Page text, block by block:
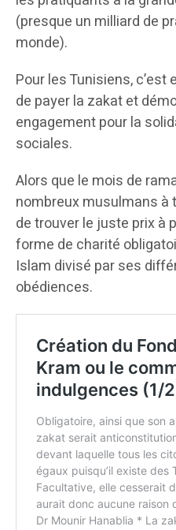
(presque un milliard de
monde).
Pour les Tunisiens,
de payer la zakat et
engagement pour la
sociales.
Alors que le mois de
nombreux musulmans
de trouver le juste prix à
forme de charité
Islam divisé par ses
obédiences.